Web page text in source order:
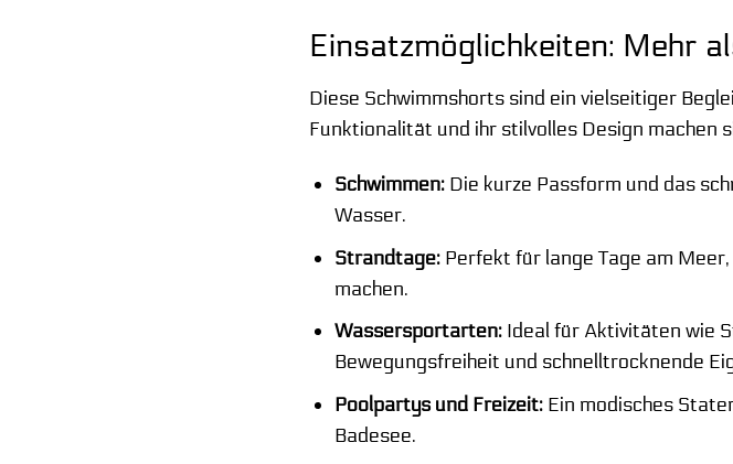
Einsatzmöglichkeiten: Mehr
Diese Schwimmshorts sind ein vielseitiger
Funktionalität und ihr stilvolles Design machen
Schwimmen: Die kurze Passform und das
Wasser.
Strandtage: Perfekt für lange Tage am
machen.
Wassersportarten: Ideal für Aktivitäten wie
Bewegungsfreiheit und schnelltrocknende
Poolpartys und Freizeit: Ein modisches
Badesee.